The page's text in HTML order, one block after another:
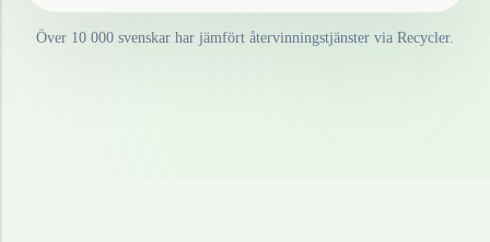
Över 10 000 svenskar har jämfört återvinningstjänster via Recycler.